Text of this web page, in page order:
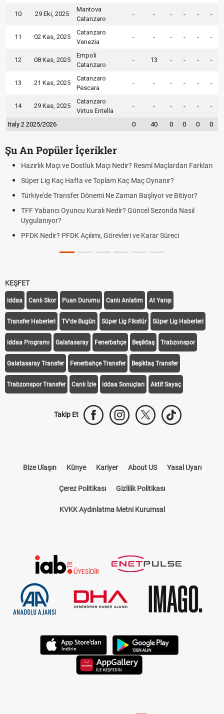
10 29 Eki, 2025
Mantova
Catanzaro
- - - - - -
11 02 Kas, 2025
Catanzaro
Venezia
- - - - - -
12 08 Kas, 2025
Empoli
Catanzaro
- 13 - - - -
13 21 Kas, 2025
Catanzaro
Pescara
- - - - - -
14 29 Kas, 2025
Catanzaro
Virtus Entella
- - - - - -
Italy 2 2025/2026 0 40 0 0 0 0
Şu An Popüler İçerikler
Hazırlık Maçı ve Dostluk Maçı Nedir? Resmî Maçlardan Farkları
Süper Lig Kaç Hafta ve Toplam Kaç Maç Oynanır?
Türkiye'de Transfer Dönemi Ne Zaman Başlıyor ve Bitiyor?
TFF Yabancı Oyuncu Kuralı Nedir? Güncel Sezonda Nasıl
Uygulanıyor?
PFDK Nedir? PFDK Açılımı, Görevleri ve Karar Süreci
KEŞFET
iddaa Canlı Skor Puan Durumu Canlı Anlatım At Yarışı
Transfer Haberleri TV'de Bugün Süper Lig Fikstür Süper Lig Haberleri
iddaa Programı Galatasaray Fenerbahçe Beşiktaş Trabzonspor
Galatasaray Transfer Fenerbahçe Transfer Beşiktaş Transfer
Trabzonspor Transfer Canlı İzle iddaa Sonuçları Aktif Sayaç
Takip Et
Bize Ulaşın Künye Kariyer About US Yasal Uyarı
Çerez Politikası Gizlilik Politikası
KVKK Aydınlatma Metni Kurumsal